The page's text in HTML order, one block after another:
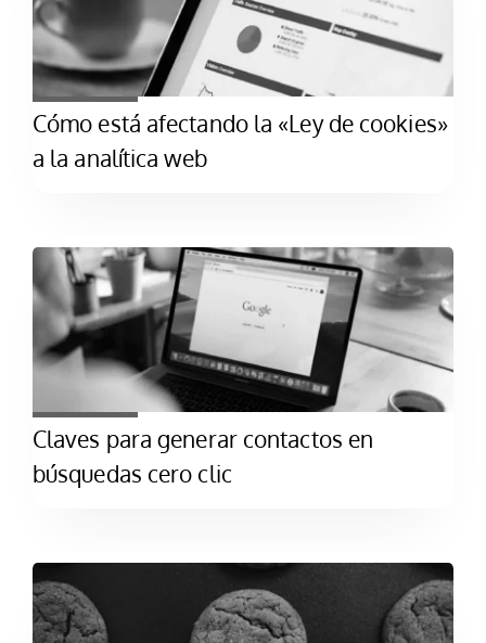
Cómo está afectando la «Ley de cookies»
a la analítica web
Claves para generar contactos en
búsquedas cero clic